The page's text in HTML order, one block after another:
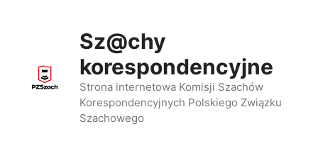
Sz@chy
korespondencyjne
Strona internetowa Komisji Szachów
Korespondencyjnych Polskiego Związku
Szachowego